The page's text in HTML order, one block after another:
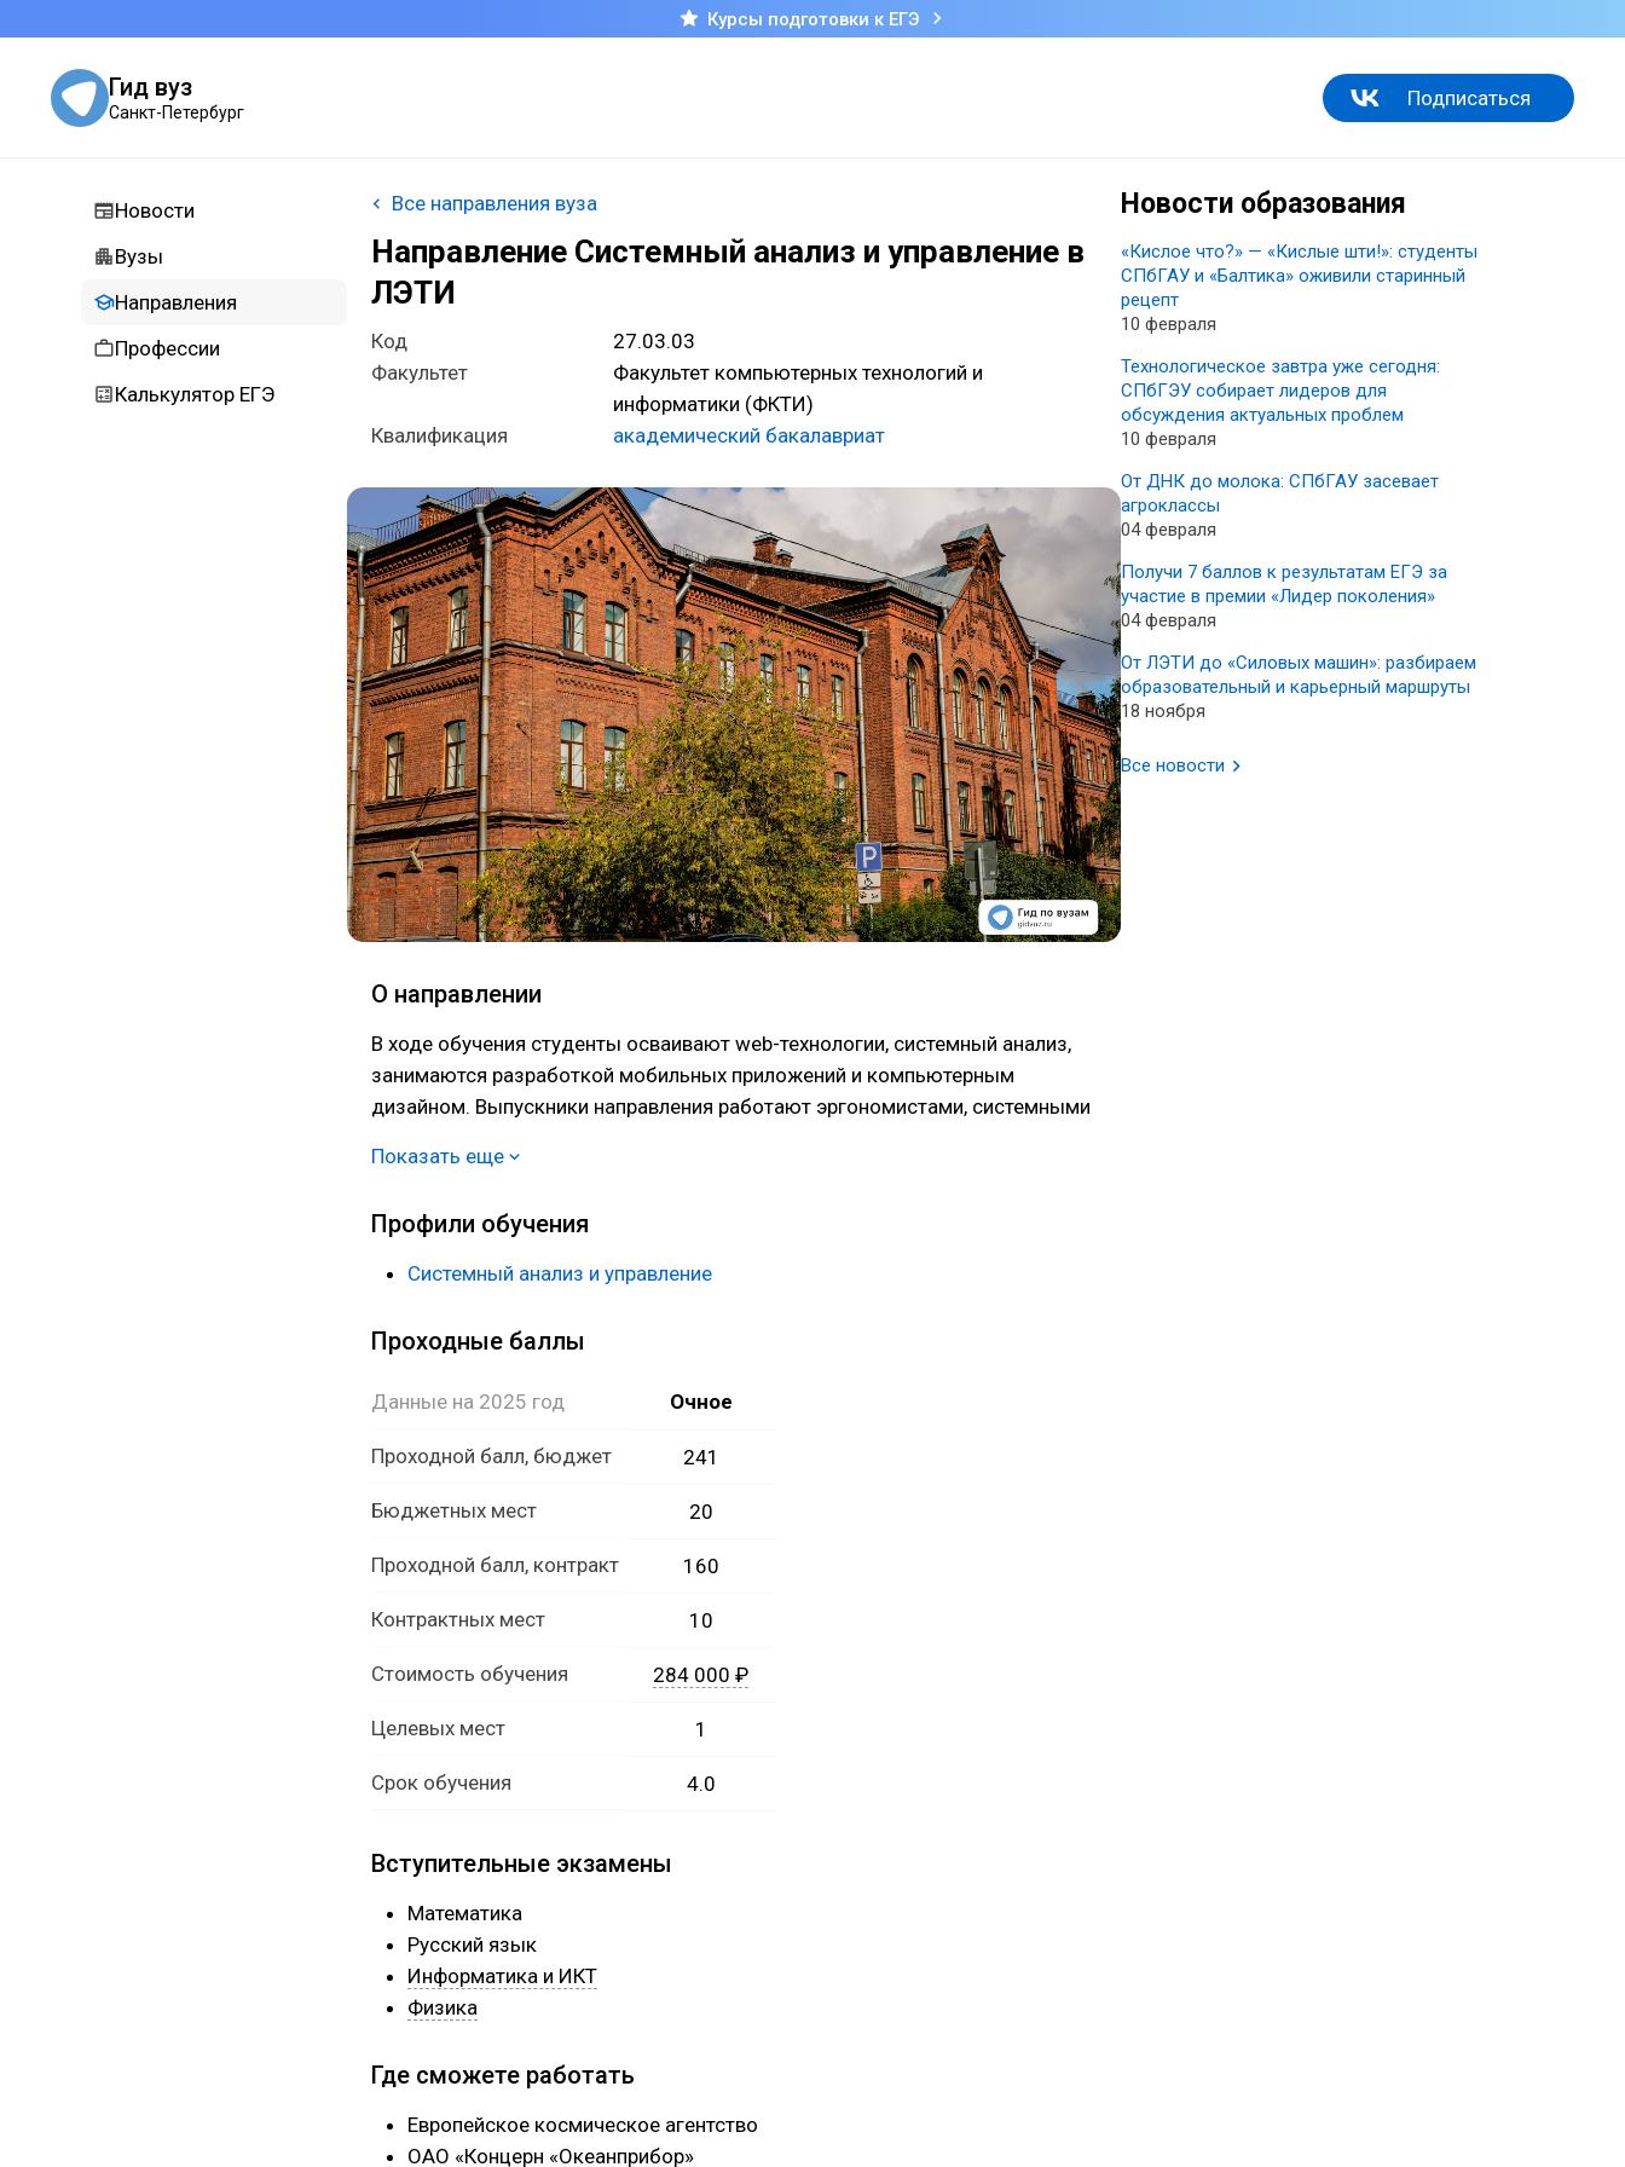
Курсы подготовки к ЕГЭ
Гид вуз
Санкт-Петербург
Подписаться
Новости
Вузы
Направления
Профессии
Калькулятор ЕГЭ
Новости образования
«Кислое что?» — «Кислые шти!»: студенты
СПбГАУ и «Балтика» оживили старинный
рецепт
10 февраля
Технологическое завтра уже сегодня:
СПбГЭУ собирает лидеров для
обсуждения актуальных проблем
10 февраля
От ДНК до молока: СПбГАУ засевает
агроклассы
04 февраля
Получи 7 баллов к результатам ЕГЭ за
участие в премии «Лидер поколения»
04 февраля
От ЛЭТИ до «Силовых машин»: разбираем
образовательный и карьерный маршруты
18 ноября
Все новости
Все направления вуза
Направление Системный анализ и управление в
ЛЭТИ
Код
27.03.03
Факультет
Факультет компьютерных технологий и
информатики (ФКТИ)
Квалификация
академический бакалавриат
О направлении
В ходе обучения студенты осваивают web-технологии, системный анализ,
занимаются разработкой мобильных приложений и компьютерным
дизайном. Выпускники направления работают эргономистами, системными
менеджерами по управлению персоналом.
Показать еще
Профили обучения
Системный анализ и управление
Проходные баллы
Данные на 2025 год Очное
Проходной балл, бюджет 241
Бюджетных мест 20
Проходной балл, контракт 160
Контрактных мест 10
Стоимость обучения 284 000 ₽
Целевых мест 1
Срок обучения 4.0
Вступительные экзамены
Математика
Русский язык
Информатика и ИКТ
Физика
Где сможете работать
Европейское космическое агентство
ОАО «Концерн «Океанприбор»